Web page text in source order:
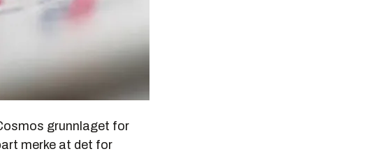
grunnlaget for
merke at det for